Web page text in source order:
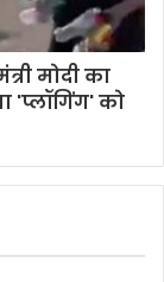
मोदी का
'प्लॉगिंग' को